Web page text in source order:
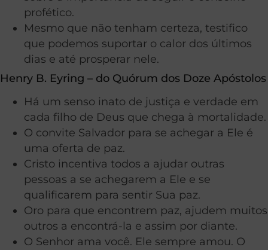
profético.
Mesmo que não tenham certeza, testifico
que podemos suportar o calor dos últimos
dias e até prosperar nele.
Henry B. Eyring – do Quórum dos Doze Apóstolos
Há um senso inato de justiça e verdade em
cada filho de Deus que chega à mortalidade.
O convite Salvador para se achegar a Ele é
uma oferta de paz.
Cristo incentiva todos a ajudar outras
pessoas a se achegarem a Ele e se
qualificarem para sentir Sua paz.
Oro para que encontrem paz, ajudem muitos
outros a encontrá-la e assim por diante.
O Senhor ama você. Ele sempre amou. O